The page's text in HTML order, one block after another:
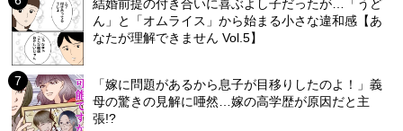
結婚前提の付き合いに喜ぶよし子だったが…「うど
ん」と「オムライス」から始まる小さな違和感【あ
なたが理解できません Vol.5】
「嫁に問題があるから息子が目移りしたのよ！」義
母の驚きの見解に唖然…嫁の高学歴が原因だと主
張!?